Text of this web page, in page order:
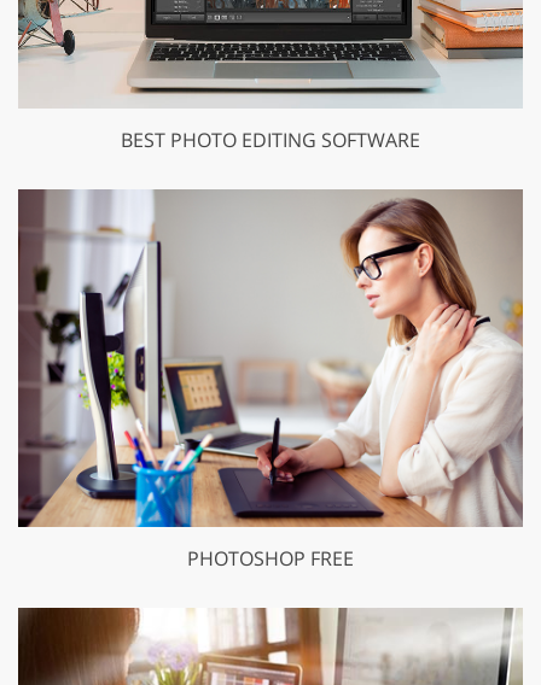
BEST PHOTO EDITING SOFTWARE
PHOTOSHOP FREE
GET 50% OFF CREATIVE CLOUD